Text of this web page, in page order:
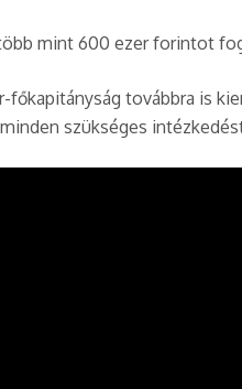
mint 600 ezer forintot
főkapitányság továbbra is
szükséges